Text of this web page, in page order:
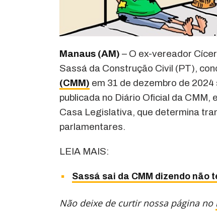
Manaus (AM) – O ex-vereador
Sassá da Construção Civil (PT),
(CMM) em 31 de dezembro de
publicada no Diário Oficial da
Casa Legislativa, que determina
parlamentares.
LEIA MAIS:
Sassá sai da CMM dizendo não
Não deixe de curtir nossa página no